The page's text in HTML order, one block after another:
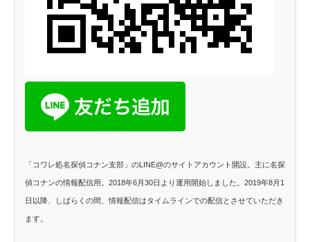
「コワレ処名探偵コナン支部」のLINE@のサイトアカウント開設。主に名探
偵コナンの情報配信用。2018年6月30日より運用開始しました。2019年8月1
日以降、しばらくの間、情報配信はタイムラインでの配信とさせていただき
ます。